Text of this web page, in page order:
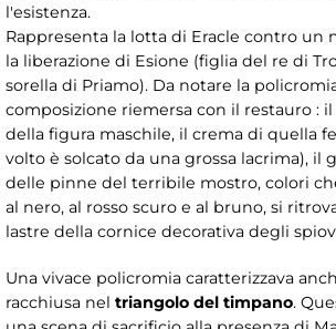
l'esistenza.
Rappresenta la lotta di Eracle contro un
la liberazione di Esione (figlia del re di
sorella di Priamo). Da notare la
composizione riemersa con il restauro : il
della figura maschile, il crema di quella
volto è solcato da una grossa lacrima), il
delle pinne del terribile mostro, colori
al nero, al rosso scuro e al bruno, si
lastre della cornice decorativa degli
Una vivace policromia caratterizzava
racchiusa nel triangolo del timpano.